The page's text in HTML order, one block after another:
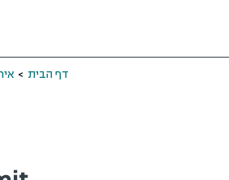
דף הבית >